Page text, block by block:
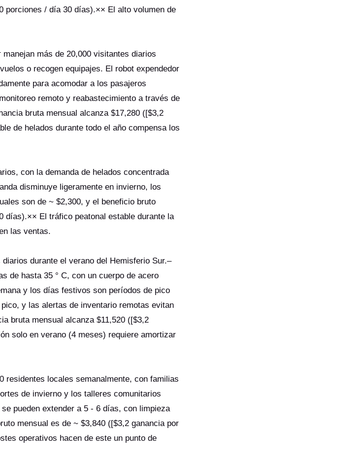
porciones / día 30 días).×× El alto volumen de
más de 20,000 visitantes diarios
o recogen equipajes. El robot expendedor
para acomodar a los pasajeros
remoto y reabastecimiento a través de
bruta mensual alcanza $17,280 ([$3,2
de helados durante todo el año compensa los
con la demanda de helados concentrada
disminuye ligeramente en invierno, los
son de ~ $2,300, y el beneficio bruto
días).×× El tráfico peatonal estable durante la
las ventas.
durante el verano del Hemisferio Sur.–
de hasta 35 ° C, con un cuerpo de acero
y los días festivos son períodos de pico
y las alertas de inventario remotas evitan
bruta mensual alcanza $11,520 ([$3,2
solo en verano (4 meses) requiere amortizar
residentes locales semanalmente, con familias
de invierno y los talleres comunitarios
pueden extender a 5 - 6 días, con limpieza
mensual es de ~ $3,840 ([$3,2 ganancia por
operativos hacen de este un punto de